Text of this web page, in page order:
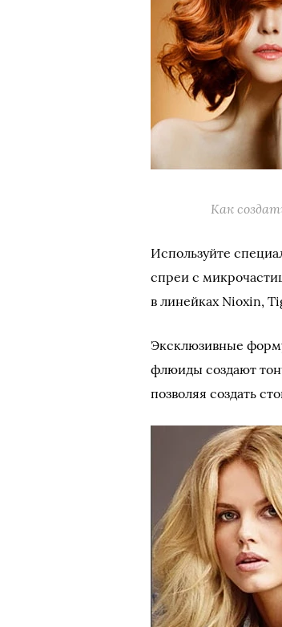
Как
Используйте
спреи с
в линейках Nioxin,
Эксклюзивные
флюиды создают
позволяя создать